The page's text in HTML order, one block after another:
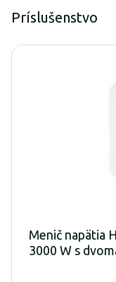
Príslušenstvo
Menič napätia
3000 W s